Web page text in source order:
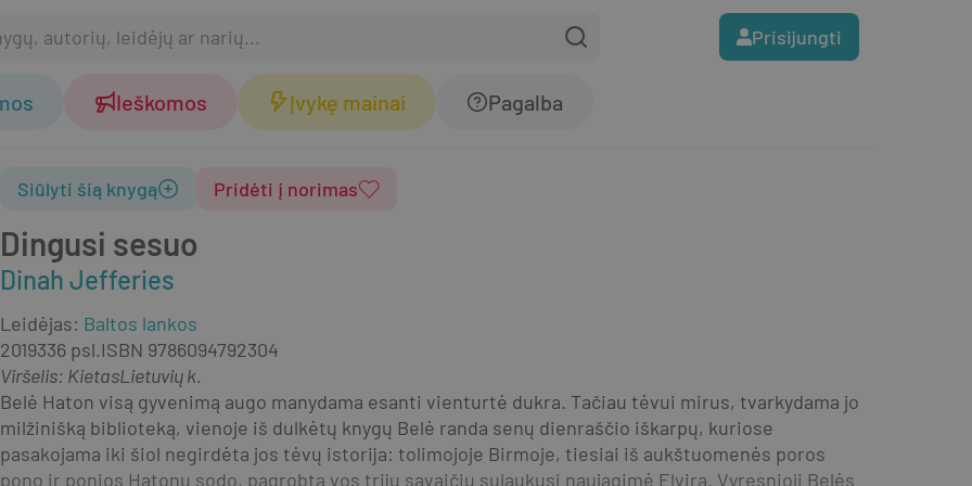
Prisijungti
Ieškomos Įvykę mainai Pagalba
Dingusi sesuo
Dinah Jefferies
Siūlyti šią knygą Pridėti į norimas
Leidėjas: Baltos lankos
2019336 psl.ISBN 9786094792304
Viršelis: KietasLietuvių k.
Belė Haton visą gyvenimą augo manydama esanti vienturtė dukra. Tačiau tėvui mirus, tvarkydama jo
milžinišką biblioteką, vienoje iš dulkėtų knygų Belė randa senų dienraščio iškarpų, kuriose
pasakojama iki šiol negirdėta jos tėvų istorija: tolimojoje Birmoje, tiesiai iš aukštuomenės poros
pono ir ponios Hatonų sodo, pagrobta vos trijų savaičių sulaukusi naujagimė Elvira. Vyresnioji Belės